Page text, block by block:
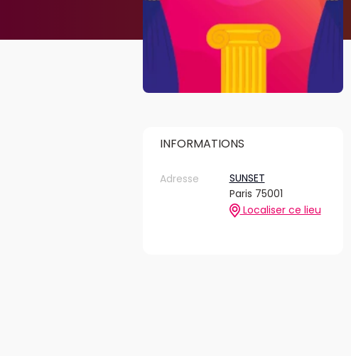
INFORMATIONS
Adresse
SUNSET
Paris 75001
Localiser ce lieu